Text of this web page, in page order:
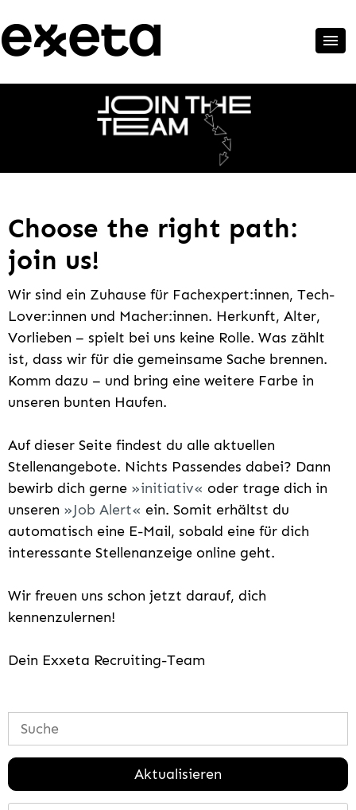
Choose the right path:
join us!
Wir sind ein Zuhause für Fachexpert:innen, Tech-
Lover:innen und Macher:innen. Herkunft, Alter,
Vorlieben – spielt bei uns keine Rolle. Was zählt
ist, dass wir für die gemeinsame Sache brennen.
Komm dazu – und bring eine weitere Farbe in
unseren bunten Haufen.
Auf dieser Seite findest du alle aktuellen
Stellenangebote. Nichts Passendes dabei? Dann
bewirb dich gerne
initiativ
oder trage dich in
unseren
Job Alert
ein. Somit erhältst du
automatisch eine E-Mail, sobald eine für dich
interessante Stellenanzeige online geht.
Wir freuen uns schon jetzt darauf, dich
kennenzulernen!
Dein Exxeta Recruiting-Team
Aktualisieren